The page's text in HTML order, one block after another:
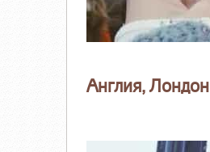
Англия, Лондон